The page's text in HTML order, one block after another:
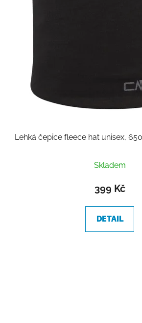
Lehká čepice fleece hat unisex,
Skladem
399 Kč
DETAIL